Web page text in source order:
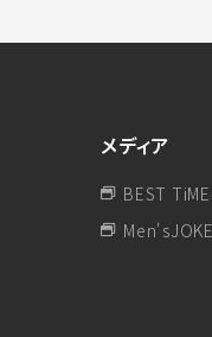
メディア
BEST